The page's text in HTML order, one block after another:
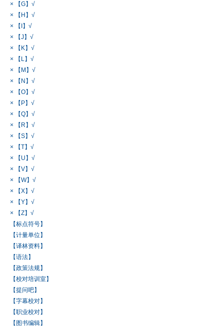
× 【G】√
× 【H】√
× 【I】√
× 【J】√
× 【K】√
× 【L】√
× 【M】√
× 【N】√
× 【O】√
× 【P】√
× 【Q】√
× 【R】√
× 【S】√
× 【T】√
× 【U】√
× 【V】√
× 【W】√
× 【X】√
× 【Y】√
× 【Z】√
【标点符号】
【计量单位】
【译林资料】
【语法】
【政策法规】
【校对培训室】
【提问吧】
【字幕校对】
【职业校对】
【图书编辑】